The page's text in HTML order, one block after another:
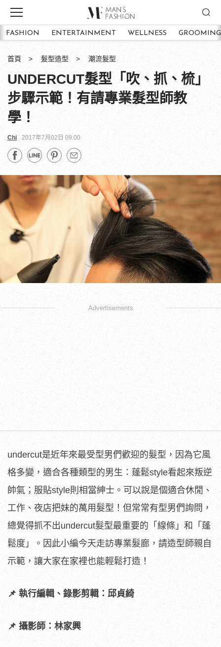
FASHION ENTERTAINMENT WELLNESS GROOMING
首頁 髮型造型 潮流髮型
UNDERCUT髮型「吹、抓、梳」
步驟示範！有請專業髮型師教
學！
Chi 2017年7月02日 09:00
Advertisements
undercut是近年來最受型男們歡迎的髮型，因為它風
格多變，適合各種類型的男生：蓬鬆style看起來叛逆
帥氣；服貼style則相當紳士。可以說是個適合休閒、
工作、夜店把妹的萬用髮型！但常常有型男們詢問，
總覺得抓不出undercut髮型最重要的「線條」和「蓬
鬆度」。因此小編今天走訪專業髮廊，請造型師親自
示範，讓大家在家裡也能輕鬆打造！
📌 執行編輯、 錄影剪輯 ：邱貞綺
📌 攝影師：林家興